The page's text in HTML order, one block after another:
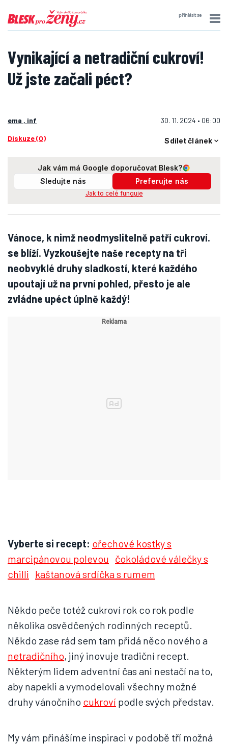
přihlásit se
Vynikající a netradiční cukroví!
Už jste začali péct?
ema , inf 30. 11. 2024 • 06:00
Diskuze (0) Sdílet článek
Jak vám má Google doporučovat Blesk?
Sledujte nás
Preferujte nás
Jak to celé funguje
Vánoce, k nimž neodmyslitelně patří cukroví.
se blíží. Vyzkoušejte naše recepty na tři
neobvyklé druhy sladkostí, které každého
upoutají už na první pohled, přesto je ale
zvládne upéct úplně každý!
Vyberte si recept: ořechové kostky s
marcipánovou polevou čokoládové válečky s
chilli kaštanová srdíčka s rumem
Někdo peče totéž cukroví rok co rok podle
několika osvědčených rodinných receptů.
Někdo zase rád sem tam přidá něco nového a
netradičního, jiný inovuje tradiční recept.
Některým lidem adventní čas ani nestačí na to,
aby napekli a vymodelovali všechny možné
druhy vánočního cukroví podle svých představ.
My vám přinášíme inspiraci v podobě tří možná